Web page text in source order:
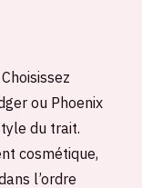
ou Phoenix
du trait.
cosmétique,
l’ordre